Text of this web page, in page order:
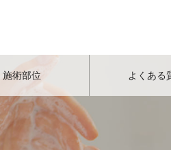
施術部位 よくある